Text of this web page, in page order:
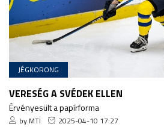
JÉGKORONG
VERESÉG A SVÉDEK ELLEN
Érvényesült a papírforma
by MTI 2025-04-10 17:27